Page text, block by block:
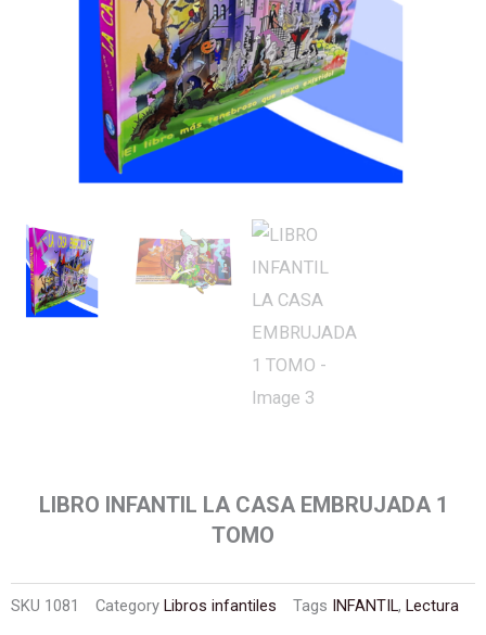
LIBRO INFANTIL LA CASA EMBRUJADA 1
TOMO
SKU 1081 Category Libros infantiles Tags INFANTIL, Lectura